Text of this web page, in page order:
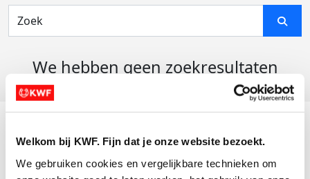
Welkom bij KWF. Fijn dat je onze website bezoekt.
We gebruiken cookies en vergelijkbare technieken om
We hebben geen zoekresultaten
Actiematerialen
Evenementen